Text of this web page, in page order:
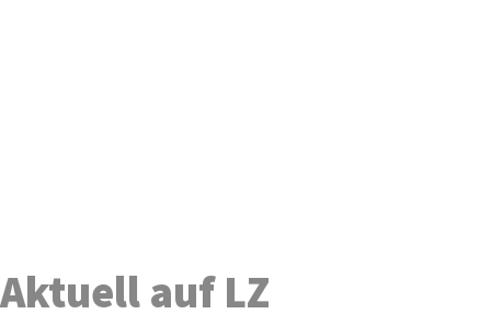
Aktuell auf LZ